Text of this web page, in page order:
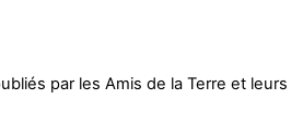
par les Amis de la Terre et leurs